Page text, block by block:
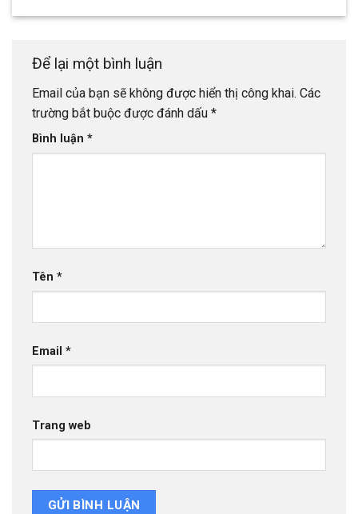
Để lại một bình luận
Email của bạn sẽ không được hiển thị công khai. Các
trường bắt buộc được đánh dấu *
Bình luận *
Tên *
Email *
Trang web